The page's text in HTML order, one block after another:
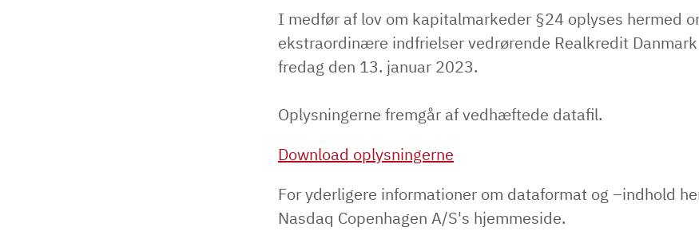
I medfør af lov om kapitalmarkeder §24 oplyses hermed
ekstraordinære indfrielser vedrørende Realkredit Danmark
fredag den 13. januar 2023.
Oplysningerne fremgår af vedhæftede datafil.
Download oplysningerne
For yderligere informationer om dataformat og –indhold
Nasdaq Copenhagen A/S's hjemmeside.